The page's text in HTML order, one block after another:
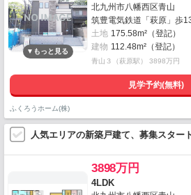
北九州市八幡西区青山
筑豊電気鉄道「萩原」歩
土地 175.58m²（登記）
建物 112.48m²（登記）
青山３（萩原駅） 3898万円
見学予約(無料)
ふくろうホーム(株)
人気エリアの新築戸建て、募集スター
3898万円
4LDK